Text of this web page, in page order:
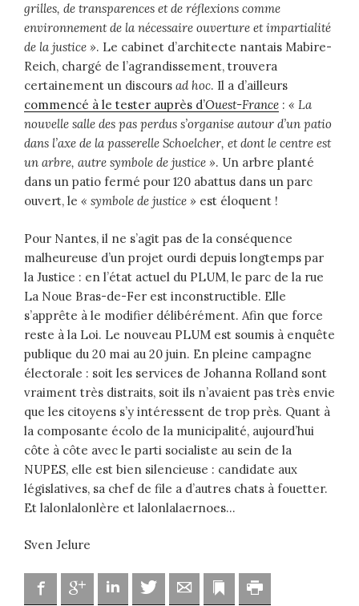
grilles, de transparences et de réflexions comme
environnement de la nécessaire ouverture et impartialité
de la justice ». Le cabinet d’architecte nantais Mabire-
Reich, chargé de l’agrandissement, trouvera
certainement un discours ad hoc. Il a d’ailleurs
commencé à le tester auprès d’Ouest-France : « La
nouvelle salle des pas perdus s’organise autour d’un patio
dans l’axe de la passerelle Schoelcher, et dont le centre est
un arbre, autre symbole de justice ». Un arbre planté
dans un patio fermé pour 120 abattus dans un parc
ouvert, le « symbole de justice » est éloquent !
Pour Nantes, il ne s’agit pas de la conséquence
malheureuse d’un projet ourdi depuis longtemps par
la Justice : en l’état actuel du PLUM, le parc de la rue
La Noue Bras-de-Fer est inconstructible. Elle
s’apprête à le modifier délibérément. Afin que force
reste à la Loi. Le nouveau PLUM est soumis à enquête
publique du 20 mai au 20 juin. En pleine campagne
électorale : soit les services de Johanna Rolland sont
vraiment très distraits, soit ils n’avaient pas très envie
que les citoyens s’y intéressent de trop près. Quant à
la composante écolo de la municipalité, aujourd’hui
côte à côte avec le parti socialiste au sein de la
NUPES, elle est bien silencieuse : candidate aux
législatives, sa chef de file a d’autres chats à fouetter.
Et lalonlalonlère et lalonlalaernoes…
Sven Jelure
FacebookGoogle Linkedin Twitter Adresse mailMarque-page